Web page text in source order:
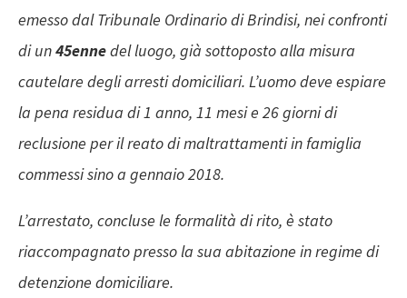
emesso dal Tribunale Ordinario di Brindisi, nei confronti
di un45ennedel luogo, già sottoposto alla misura
cautelare degli arresti domiciliari. L’uomo deve espiare
la pena residua di 1 anno, 11 mesi e 26 giorni di
reclusione per il reato di maltrattamenti in famiglia
commessi sino a gennaio 2018.
L’arrestato, concluse le formalità di rito, è stato
riaccompagnato presso la sua abitazione in regime di
detenzione domiciliare.